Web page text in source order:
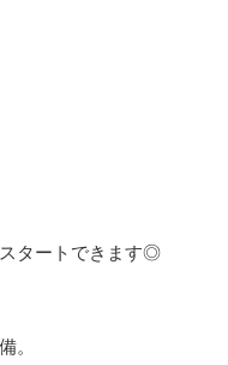
タートできます◎
。